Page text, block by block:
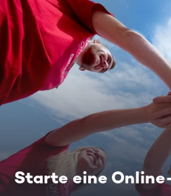
Starte eine